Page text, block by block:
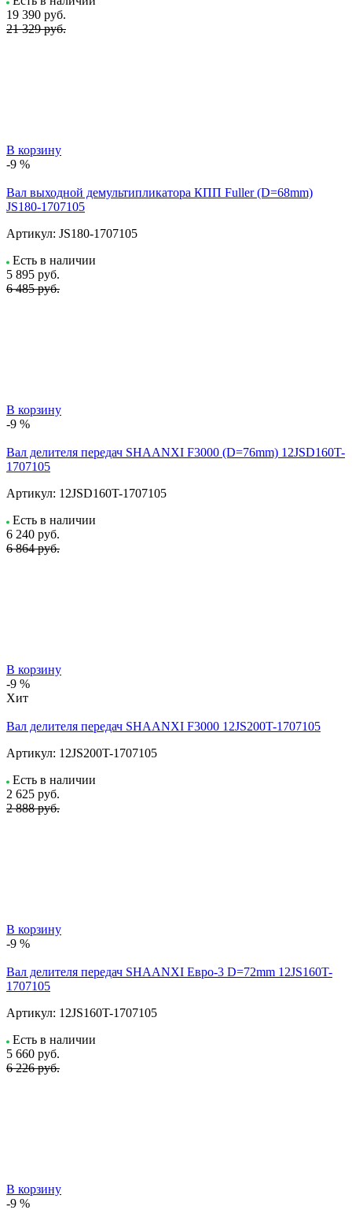
19 390 руб.
21 329 руб.
В корзину
-9 %
Вал выходной демультипликатора КПП Fuller (D=68mm)
JS180-1707105
Артикул: JS180-1707105
Есть в наличии
5 895 руб.
6 485 руб.
В корзину
-9 %
Вал делителя передач SHAANXI F3000 (D=76mm) 12JSD160T-
1707105
Артикул: 12JSD160T-1707105
Есть в наличии
6 240 руб.
6 864 руб.
В корзину
-9 %
Хит
Вал делителя передач SHAANXI F3000 12JS200T-1707105
Артикул: 12JS200T-1707105
Есть в наличии
2 625 руб.
2 888 руб.
В корзину
-9 %
Вал делителя передач SHAANXI Евро-3 D=72mm 12JS160T-
1707105
Артикул: 12JS160T-1707105
Есть в наличии
5 660 руб.
6 226 руб.
В корзину
-9 %